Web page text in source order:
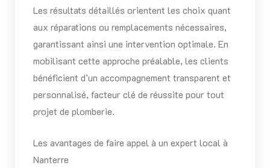
Les résultats détaillés orientent les choix quant
aux réparations ou remplacements nécessaires,
garantissant ainsi une intervention optimale. En
mobilisant cette approche préalable, les clients
bénéficient d’un accompagnement transparent et
personnalisé, facteur clé de réussite pour tout
projet de plomberie.
Les avantages de faire appel à un expert local à
Nanterre